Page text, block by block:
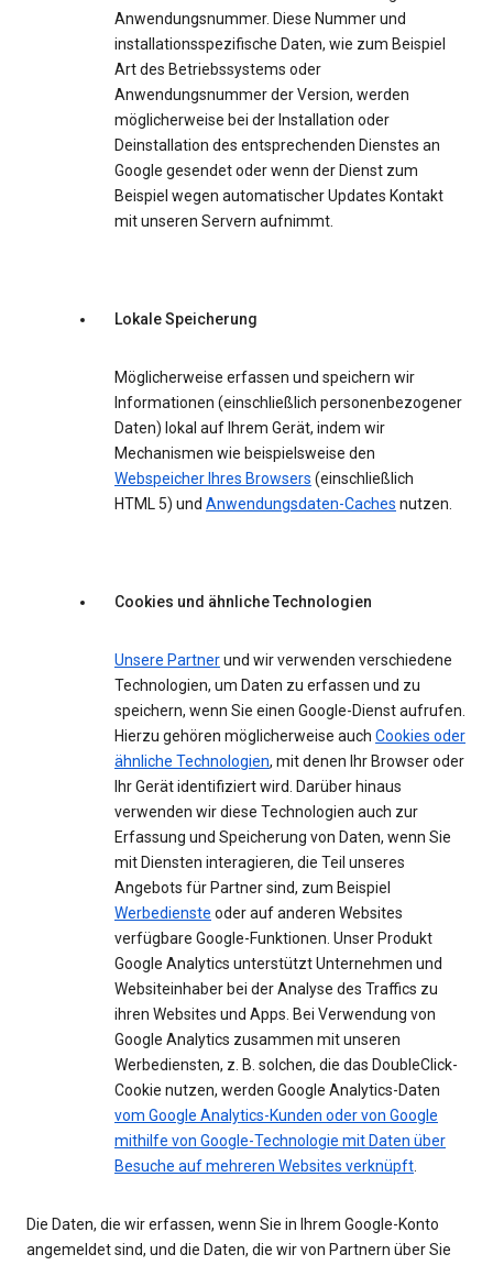
Anwendungsnummer. Diese Nummer und
installationsspezifische Daten, wie zum Beispiel
Art des Betriebssystems oder
Anwendungsnummer der Version, werden
möglicherweise bei der Installation oder
Deinstallation des entsprechenden Dienstes an
Google gesendet oder wenn der Dienst zum
Beispiel wegen automatischer Updates Kontakt
mit unseren Servern aufnimmt.
Lokale Speicherung
Möglicherweise erfassen und speichern wir
Informationen (einschließlich personenbezogener
Daten) lokal auf Ihrem Gerät, indem wir
Mechanismen wie beispielsweise den
Webspeicher Ihres Browsers (einschließlich
HTML 5) und Anwendungsdaten-Caches nutzen.
Cookies und ähnliche Technologien
Unsere Partnerund wir verwenden verschiedene
Technologien, um Daten zu erfassen und zu
speichern, wenn Sie einen Google-Dienst aufrufen.
Hierzu gehören möglicherweise auch Cookies oder
ähnliche Technologien, mit denen Ihr Browser oder
Ihr Gerät identifiziert wird. Darüber hinaus
verwenden wir diese Technologien auch zur
Erfassung und Speicherung von Daten, wenn Sie
mit Diensten interagieren, die Teil unseres
Angebots für Partner sind, zum Beispiel
Werbedienste oder auf anderen Websites
verfügbare Google-Funktionen. Unser Produkt
Google Analytics unterstützt Unternehmen und
Websiteinhaber bei der Analyse des Traffics zu
ihren Websites und Apps. Bei Verwendung von
Google Analytics zusammen mit unseren
Werbediensten, z. B. solchen, die das DoubleClick-
Cookie nutzen, werden Google Analytics-Daten
vom Google Analytics-Kunden oder von Google
mithilfe von Google-Technologie mit Daten über
Besuche auf mehreren Websites verknüpft.
Die Daten, die wir erfassen, wenn Sie in Ihrem Google-Konto
angemeldet sind, und die Daten, die wir von Partnern über Sie